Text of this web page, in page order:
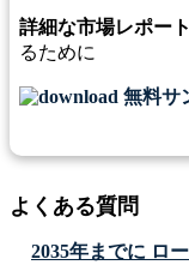
詳細な市場レポー
るために
無料サ
よくある質問
2035年までに ロ